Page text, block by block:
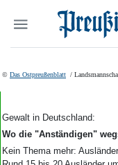
Suchen und
© Das Ostpreußenblatt /
Gewalt in Deutschland:
Wo die "Anständigen"
Kein Thema mehr: